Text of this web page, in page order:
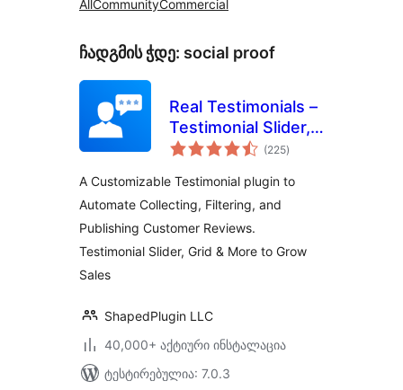
AllCommunityCommercial
ჩადგმის ჭდე: social proof
Real Testimonials –
Testimonial Slider,
Collect Customer
Testimonials
(225საერთო
რეიტინგი
)
A Customizable Testimonial plugin to
Automate Collecting, Filtering, and
Publishing Customer Reviews.
Testimonial Slider, Grid & More to Grow
Sales
ShapedPlugin LLC
40,000+ აქტიური ინსტალაცია
ტესტირებულია: 7.0.3